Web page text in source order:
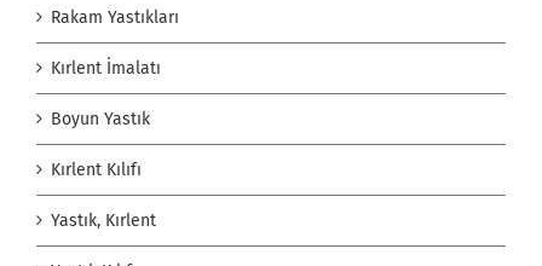
Rakam Yastıkları
Kırlent İmalatı
Boyun Yastık
Kırlent Kılıfı
Yastık, Kırlent